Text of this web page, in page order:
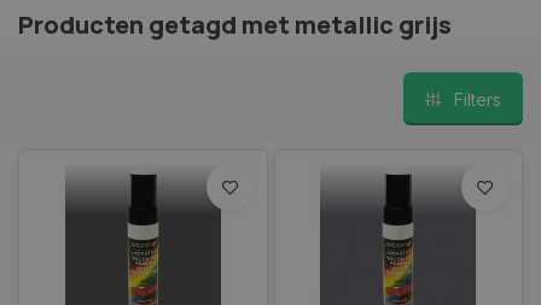
Producten getagd met metallic grijs
Filters